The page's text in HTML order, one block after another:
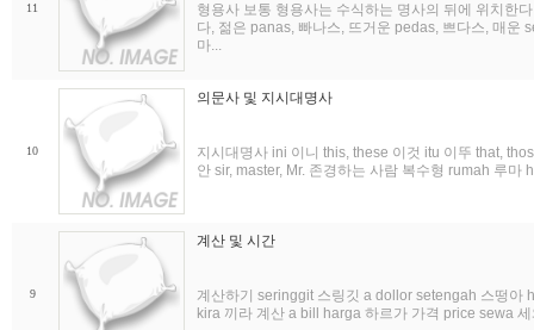
11
형용사 보통 형용사는 수식하는 명사의 뒤에 위치한
다, 젊은 panas, 빠나스, 뜨거운 pedas, 쁘다스, 매운
마...
10
의문사 및 지시대명사
지시대명사 ini 이니 this, these 이것 itu 이뚜 that,
안 sir, master, Mr. 존경하는 사람 복수형 rumah 루
9
계산 및 시간
계산하기 seringgit 스링깃 a dollor setengah 스떵아
kira 끼라 계산 a bill harga 하르가 가격 price sewa